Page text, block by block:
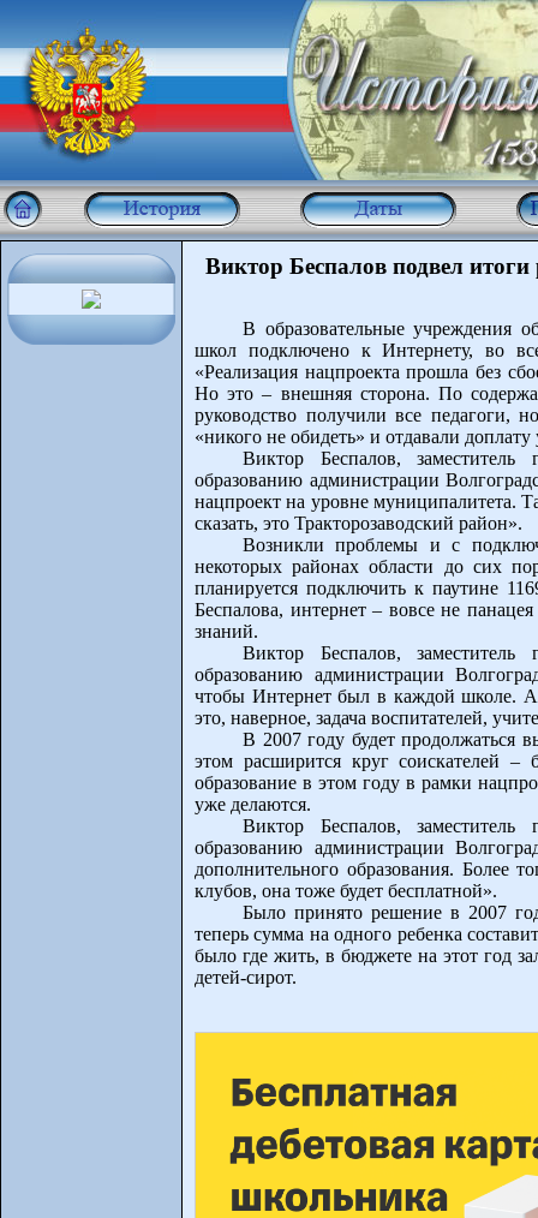
Виктор Беспалов подвел
В образовательные учреждения
школ подключено к Интернету, во
«Реализация нацпроекта прошла без
Но это – внешняя сторона. По
руководство получили все педагоги,
«никого не обидеть» и отдавали
Виктор Беспалов, заместитель
образованию администрации
нацпроект на уровне муниципалитета.
сказать, это Тракторозаводский район».
Возникли проблемы и с
некоторых районах области до сих
планируется подключить к паутине
Беспалова, интернет – вовсе не
знаний.
Виктор Беспалов, заместитель
образованию администрации
чтобы Интернет был в каждой школе. А
это, наверное, задача воспитателей,
В 2007 году будет продолжаться
этом расширится круг соискателей –
образование в этом году в рамки
уже делаются.
Виктор Беспалов, заместитель
образованию администрации
дополнительного образования. Более
клубов, она тоже будет бесплатной».
Было принято решение в 2007
теперь сумма на одного ребенка
было где жить, в бюджете на этот год
детей-сирот.